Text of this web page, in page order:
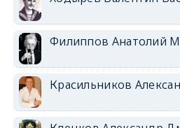
Филиппов Анатолий
Красильников